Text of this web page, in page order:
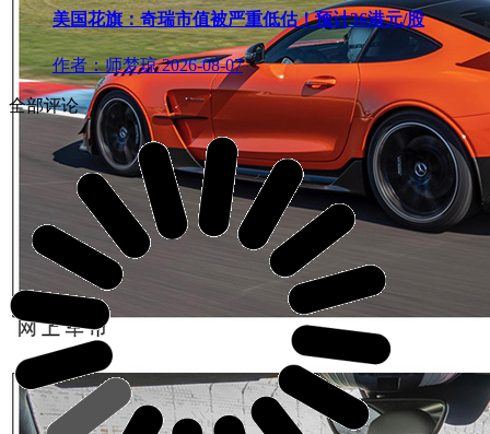
美国花旗：奇瑞市值被严重低估！预计36港元/股
作者：师梦琼 2026-08-07
全部评论